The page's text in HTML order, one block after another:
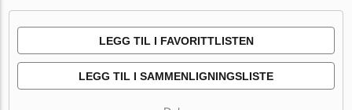
LEGG TIL I FAVORITTLISTEN
LEGG TIL I SAMMENLIGNINGSLISTE